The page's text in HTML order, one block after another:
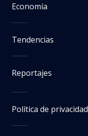
Economía
Tendencias
Reportajes
Política de privacidad